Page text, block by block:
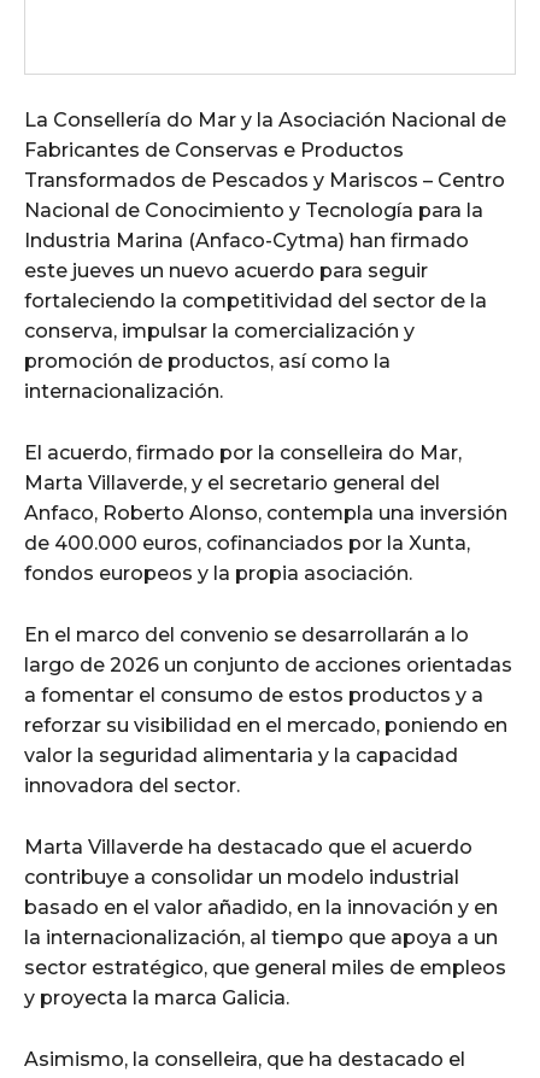
La Consellería do Mar y la Asociación Nacional de
Fabricantes de Conservas e Productos
Transformados de Pescados y Mariscos – Centro
Nacional de Conocimiento y Tecnología para la
Industria Marina (Anfaco-Cytma) han firmado
este jueves un nuevo acuerdo para seguir
fortaleciendo la competitividad del sector de la
conserva, impulsar la comercialización y
promoción de productos, así como la
internacionalización.
El acuerdo, firmado por la conselleira do Mar,
Marta Villaverde, y el secretario general del
Anfaco, Roberto Alonso, contempla una inversión
de 400.000 euros, cofinanciados por la Xunta,
fondos europeos y la propia asociación.
En el marco del convenio se desarrollarán a lo
largo de 2026 un conjunto de acciones orientadas
a fomentar el consumo de estos productos y a
reforzar su visibilidad en el mercado, poniendo en
valor la seguridad alimentaria y la capacidad
innovadora del sector.
Marta Villaverde ha destacado que el acuerdo
contribuye a consolidar un modelo industrial
basado en el valor añadido, en la innovación y en
la internacionalización, al tiempo que apoya a un
sector estratégico, que general miles de empleos
y proyecta la marca Galicia.
Asimismo, la conselleira, que ha destacado el